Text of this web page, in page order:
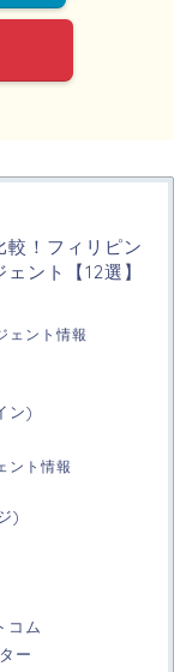
較！フィリピン
ント【12選】
ェント情報
ン)
ント情報
)
コム
ー